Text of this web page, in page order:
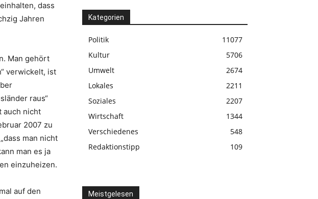
dass
Jahren
Man gehört
verwickelt, ist
raus“
auch nicht
2007 zu
man nicht
man es ja
einzuheizen.
auf den
Kategorien
Politik
11077
Kultur
5706
Umwelt
2674
Lokales
2211
Soziales
2207
Wirtschaft
1344
Verschiedenes
548
Redaktionstipp
109
Meistgelesen